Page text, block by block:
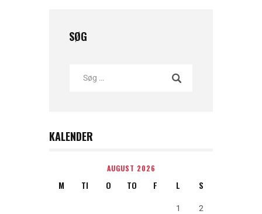
SØG
KALENDER
AUGUST 2026
M TI O TO F L S
1 2